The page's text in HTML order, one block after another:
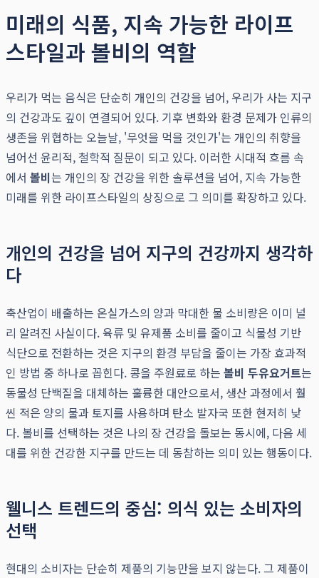
미래의 식품, 지속 가능한 라이프
스타일과 볼비의 역할
우리가 먹는 음식은 단순히 개인의 건강을 넘어, 우리가 사는 지구
의 건강과도 깊이 연결되어 있다. 기후 변화와 환경 문제가 인류의
생존을 위협하는 오늘날, '무엇을 먹을 것인가'는 개인의 취향을
넘어선 윤리적, 철학적 질문이 되고 있다. 이러한 시대적 흐름 속
에서 볼비는 개인의 장 건강을 위한 솔루션을 넘어, 지속 가능한
미래를 위한 라이프스타일의 상징으로 그 의미를 확장하고 있다.
개인의 건강을 넘어 지구의 건강까지 생각하
다
축산업이 배출하는 온실가스의 양과 막대한 물 소비량은 이미 널
리 알려진 사실이다. 육류 및 유제품 소비를 줄이고 식물성 기반
식단으로 전환하는 것은 지구의 환경 부담을 줄이는 가장 효과적
인 방법 중 하나로 꼽힌다. 콩을 주원료로 하는 볼비 두유요거트는
동물성 단백질을 대체하는 훌륭한 대안으로서, 생산 과정에서 훨
씬 적은 양의 물과 토지를 사용하며 탄소 발자국 또한 현저히 낮
다. 볼비를 선택하는 것은 나의 장 건강을 돌보는 동시에, 다음 세
대를 위한 건강한 지구를 만드는 데 동참하는 의미 있는 행동이다.
웰니스 트렌드의 중심: 의식 있는 소비자의
선택
현대의 소비자는 단순히 제품의 기능만을 보지 않는다. 그 제품이